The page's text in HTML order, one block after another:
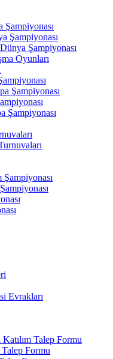
Şampiyonası
Şampiyonası
Oyunları
Şampiyonası
Şampiyonası
Şampiyonası
Evrakları
Talep Formu
Formu